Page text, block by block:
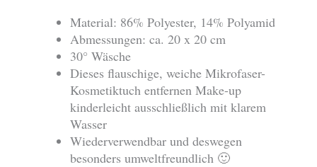
Material: 86% Polyester, 14% Polyamid
Abmessungen: ca. 20 x 20 cm
30° Wäsche
Dieses flauschige, weiche Mikrofaser-
Kosmetiktuch entfernen Make-up
kinderleicht ausschließlich mit klarem
Wasser
Wiederverwendbar und deswegen
besonders umweltfreundlich 🙂